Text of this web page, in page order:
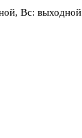
Вс: выходной